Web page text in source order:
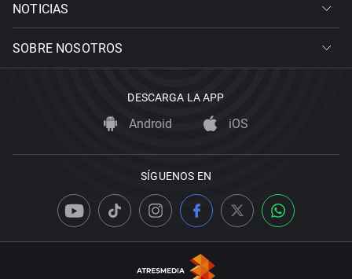
NOTICIAS
SOBRE NOSOTROS
DESCARGA LA APP
Android iOS
SÍGUENOS EN